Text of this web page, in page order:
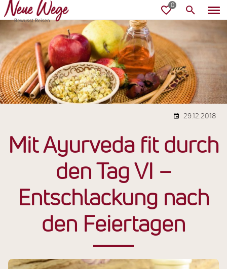
29.12.2018
Mit Ayurveda fit durch
den Tag VI –
Entschlackung nach
den Feiertagen